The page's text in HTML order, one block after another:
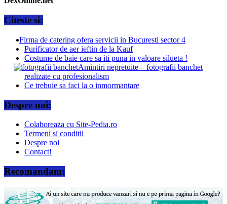
Citeste si:
Firma de catering ofera servicii in Bucuresti sector 4
Purificator de aer ieftin de la Kauf
Costume de baie care sa iti puna in valoare silueta !
Amintiri nepretuite – fotografii banchet
realizate cu profesionalism
Ce trebuie sa faci la o inmormantare
Despre noi:
Colaboreaza cu Site-Pedia.ro
Termeni si conditii
Despre noi
Contact!
Recomandam: